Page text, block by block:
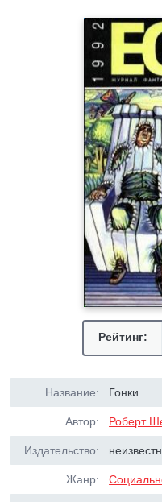
Рейтинг:
Название: Гонки
Автор: Роберт
Издательство:
Жанр: